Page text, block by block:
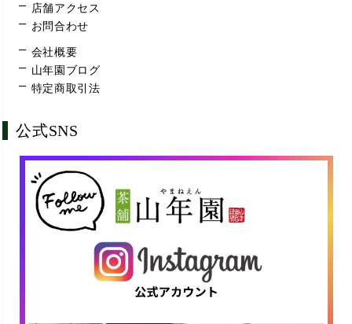
店舗アクセス
お問合わせ
会社概要
山年園ブログ
特定商取引法
公式SNS